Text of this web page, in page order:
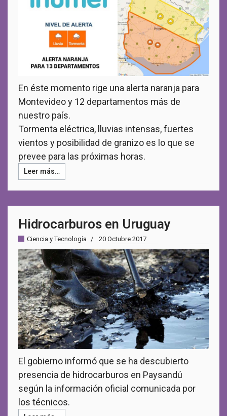
En éste momento rige una alerta naranja para
Montevideo y 12 departamentos más de
nuestro país.
Tormenta eléctrica, lluvias intensas, fuertes
vientos y posibilidad de granizo es lo que se
prevee para las próximas horas.
Leer más…
Hidrocarburos en Uruguay
Ciencia y Tecnología 20 Octubre 2017
El gobierno informó que se ha descubierto
presencia de hidrocarburos en Paysandú
según la información oficial comunicada por
los técnicos.